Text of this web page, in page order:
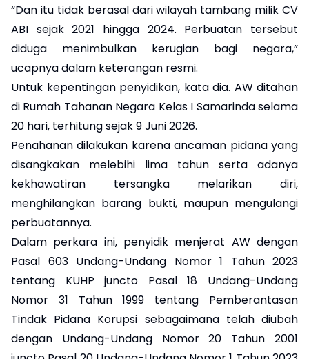
“Dan itu tidak berasal dari wilayah tambang milik CV
ABI sejak 2021 hingga 2024. Perbuatan tersebut
diduga menimbulkan kerugian bagi negara,”
ucapnya dalam keterangan resmi.
Untuk kepentingan penyidikan, kata dia. AW ditahan
di Rumah Tahanan Negara Kelas I Samarinda selama
20 hari, terhitung sejak 9 Juni 2026.
Penahanan dilakukan karena ancaman pidana yang
disangkakan melebihi lima tahun serta adanya
kekhawatiran tersangka melarikan diri,
menghilangkan barang bukti, maupun mengulangi
perbuatannya.
Dalam perkara ini, penyidik menjerat AW dengan
Pasal 603 Undang-Undang Nomor 1 Tahun 2023
tentang KUHP juncto Pasal 18 Undang-Undang
Nomor 31 Tahun 1999 tentang Pemberantasan
Tindak Pidana Korupsi sebagaimana telah diubah
dengan Undang-Undang Nomor 20 Tahun 2001